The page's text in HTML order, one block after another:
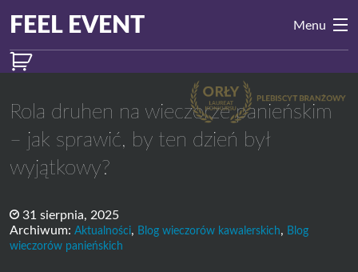
Main
Navigation
FEEL EVENT Menu
Rola druhen na wieczorze panieńskim
– jak sprawić, by ten dzień był
wyjątkowy?
31 sierpnia, 2025
Archiwum: Aktualności, Blog wieczorów kawalerskich, Blog
wieczorów panieńskich